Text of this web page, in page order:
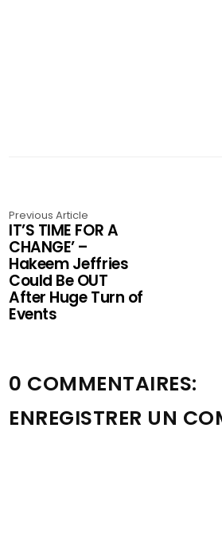
Previous Article
IT’S TIME FOR A
CHANGE’ –
Hakeem Jeffries
Could Be OUT
After Huge Turn of
Events
0 COMMENTAIRES:
ENREGISTRER UN